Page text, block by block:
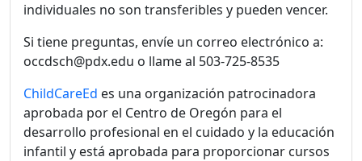
individuales no son transferibles y pueden vencer.
Si tiene preguntas, envíe un correo electrónico a:
occdsch@pdx.edu o llame al 503-725-8535
ChildCareEd es una organización patrocinadora
aprobada por el Centro de Oregón para el
desarrollo profesional en el cuidado y la educación
infantil y está aprobada para proporcionar cursos